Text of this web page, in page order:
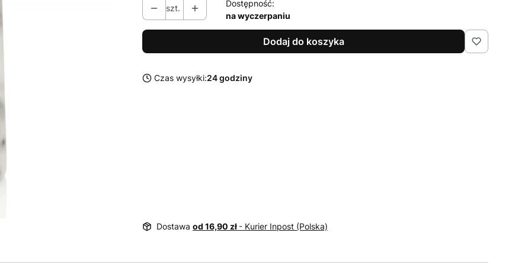
szt.
Dostępność:
na wyczerpaniu
Dodaj do koszyka
Czas wysyłki:24 godziny
Dostawa od 16,90 zł - Kurier Inpost (Polska)